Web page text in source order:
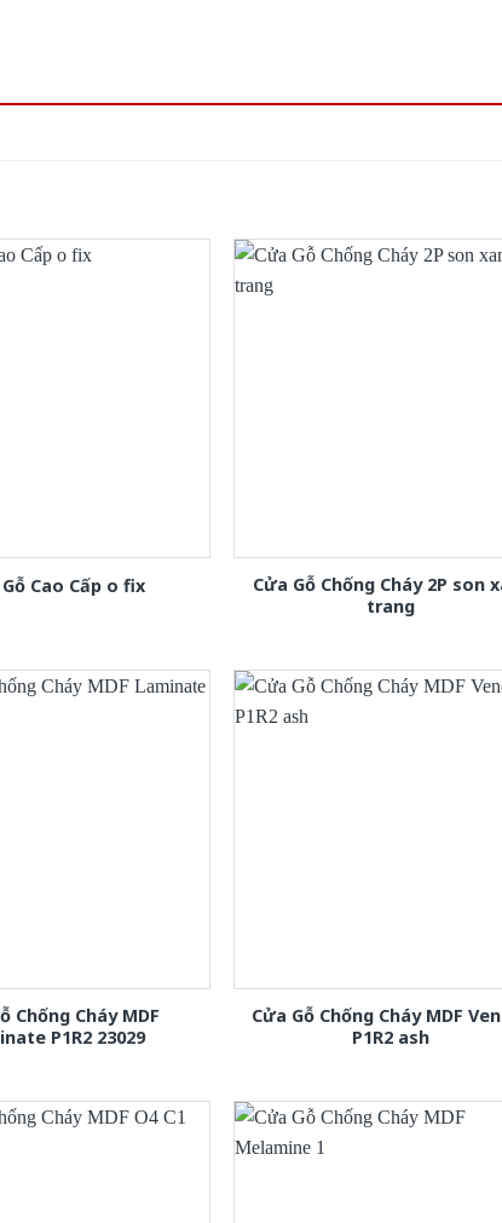
Cao Cấp o fix
Cửa Gỗ Chống Cháy 2P son
trang
Chống Cháy MDF
P1R2 23029
Cửa Gỗ Chống Cháy MDF
P1R2 ash